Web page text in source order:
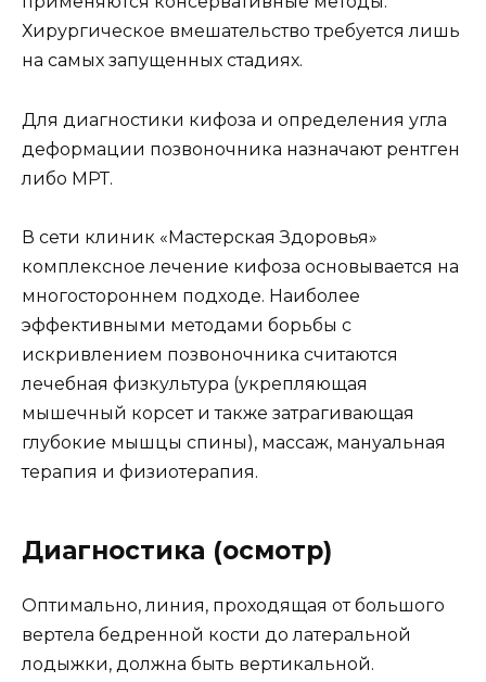
Хирургическое вмешательство требуется лишь
на самых запущенных стадиях.
Для диагностики кифоза и определения угла
деформации позвоночника назначают рентген
либо МРТ.
В сети клиник «Мастерская Здоровья»
комплексное лечение кифоза основывается на
многостороннем подходе. Наиболее
эффективными методами борьбы с
искривлением позвоночника считаются
лечебная физкультура (укрепляющая
мышечный корсет и также затрагивающая
глубокие мышцы спины), массаж, мануальная
терапия и физиотерапия.
Диагностика (осмотр)
Оптимально, линия, проходящая от большого
вертела бедренной кости до латеральной
лодыжки, должна быть вертикальной.